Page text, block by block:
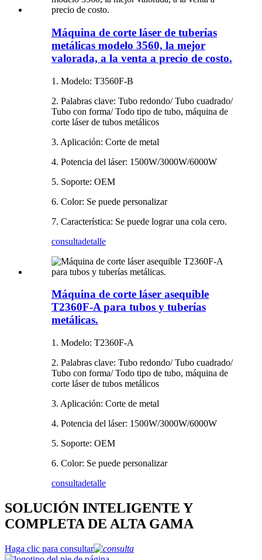
Máquina de corte láser de tuberías
metálicas modelo 3560, la mejor
valorada, a la venta a precio de costo.
1. Modelo: T3560F-B
2. Palabras clave: Tubo redondo/ Tubo cuadrado/
Tubo con forma/ Todo tipo de tubo, máquina de
corte láser de tubos metálicos
3. Aplicación: Corte de metal
4. Potencia del láser: 1500W/3000W/6000W
5. Soporte: OEM
6. Color: Se puede personalizar
7. Característica: Se puede lograr una cola cero.
consultadetalle
Máquina de corte láser asequible
T2360F-A para tubos y tuberías
metálicas.
1. Modelo: T2360F-A
2. Palabras clave: Tubo redondo/ Tubo cuadrado/
Tubo con forma/ Todo tipo de tubo, máquina de
corte láser de tubos metálicos
3. Aplicación: Corte de metal
4. Potencia del láser: 1500W/3000W/6000W
5. Soporte: OEM
6. Color: Se puede personalizar
consultadetalle
SOLUCIÓN INTELIGENTE Y
COMPLETA DE ALTA GAMA
Haga clic para consultar